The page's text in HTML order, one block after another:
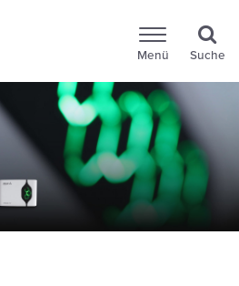
Menü Suche